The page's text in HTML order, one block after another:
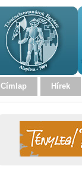
Címlap Hírek